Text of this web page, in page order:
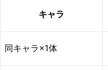
キャラ
同キャラ×1体